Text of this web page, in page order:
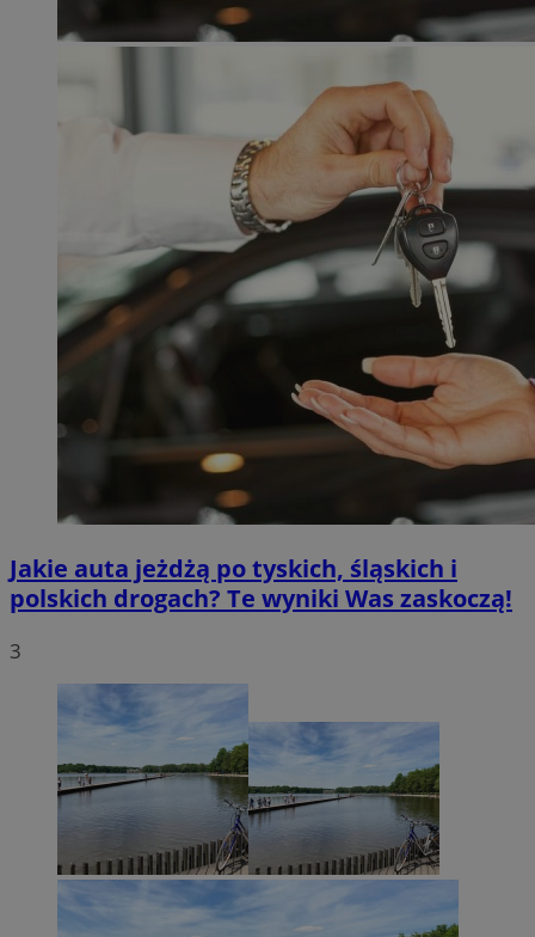
Jakie auta jeżdżą po tyskich, śląskich i
polskich drogach? Te wyniki Was zaskoczą!
3